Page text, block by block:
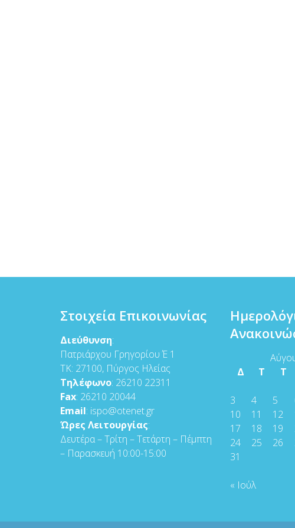
Στοιχεία Επικοινωνίας
Διεύθυνση:
Πατριάρχου Γρηγορίου Έ 1
ΤΚ: 27100, Πύργος Ηλείας
Τηλέφωνο: 26210 22311
Fax: 26210 20044
Email: ispo@otenet.gr
Ώρες Λειτουργίας:
Δευτέρα – Τρίτη – Τετάρτη – Πέμπτη
– Παρασκευή 10:00-15:00
Δ
Τ Τ
3
4 5
10
11 12
17
18 19
24
25 26
31
« Ιούλ